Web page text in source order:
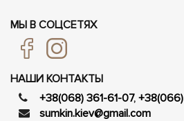
МЫ В СОЦСЕТЯХ
НАШИ КОНТАКТЫ
+38(068) 361-61-07,
sumkin.kiev@gmail.com